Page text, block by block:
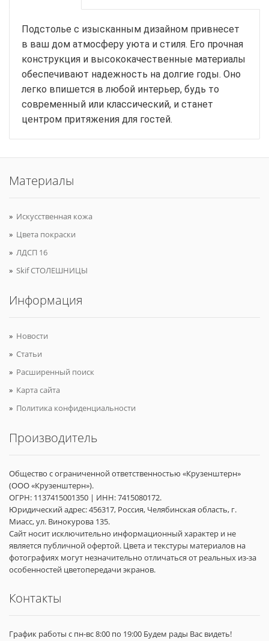
Подстолье с изысканным дизайном привнесет
в ваш дом атмосферу уюта и стиля. Его прочная
конструкция и высококачественные материалы
обеспечивают надежность на долгие годы. Оно
легко впишется в любой интерьер, будь то
современный или классический, и станет
центром притяжения для гостей.
Материалы
Искусственная кожа
Цвета покраски
ЛДСП 16
Skif СТОЛЕШНИЦЫ
Информация
Новости
Статьи
Расширенный поиск
Карта сайта
Политика конфиденциальности
Производитель
Общество с ограниченной ответственностью «Крузенштерн»
(ООО «Крузенштерн»).
ОГРН: 1137415001350 | ИНН: 7415080172.
Юридический адрес: 456317, Россия, Челябинская область, г.
Миасс, ул. Винокурова 135.
Сайт носит исключительно информационный характер и не
является публичной офертой. Цвета и текстуры материалов на
фотографиях могут незначительно отличаться от реальных из-за
особенностей цветопередачи экранов.
Контакты
График работы с пн-вс 8:00 по 19:00 Будем рады Вас видеть!